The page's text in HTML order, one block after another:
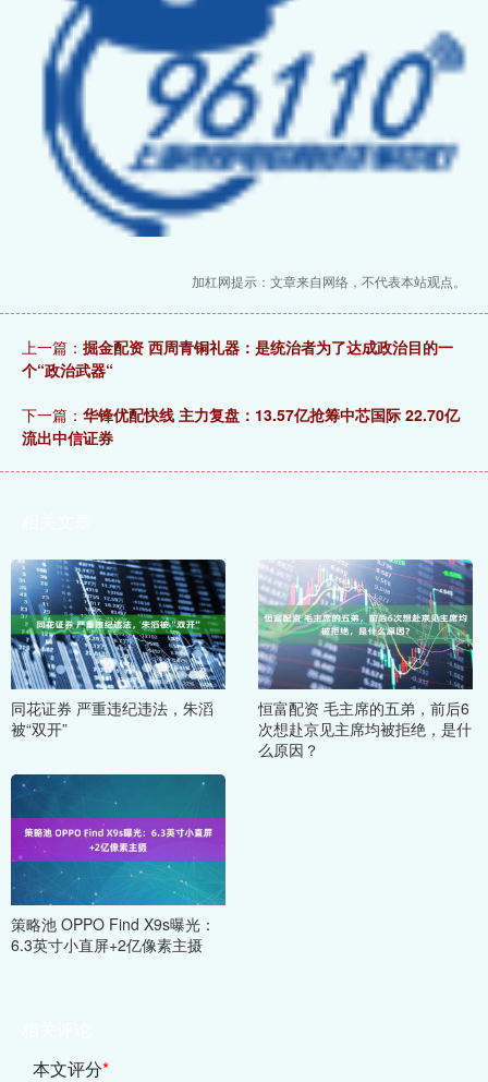
加杠网提示：文章来自网络，不代表本站观点。
上一篇： 掘金配资 西周青铜礼器：是统治者为了达成政治目的一
个“政治武器“
下一篇： 华锋优配快线 主力复盘：13.57亿抢筹中芯国际 22.70亿
流出中信证券
同花证券 严重违纪违法，朱滔
被“双开”
恒富配资 毛主席的五弟，前后6
次想赴京见主席均被拒绝，是什
么原因？
策略池 OPPO Find X9s曝光：
6.3英寸小直屏+2亿像素主摄
本文评分*